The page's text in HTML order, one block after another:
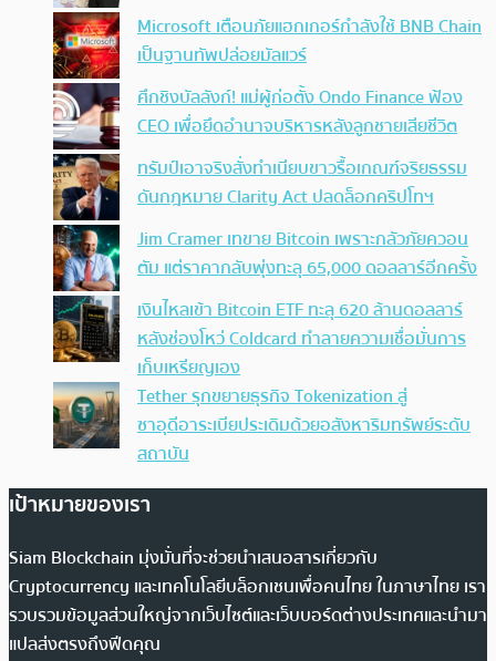
Microsoft เตือนภัยแฮกเกอร์กำลังใช้ BNB Chain
เป็นฐานทัพปล่อยมัลแวร์
ศึกชิงบัลลังก์! แม่ผู้ก่อตั้ง Ondo Finance ฟ้อง
CEO เพื่อยึดอำนาจบริหารหลังลูกชายเสียชีวิต
ทรัมป์เอาจริง สั่งทำเนียบขาวรื้อเกณฑ์จริยธรรม
ดันกฎหมาย Clarity Act ปลดล็อกคริปโทฯ
Jim Cramer เทขาย Bitcoin เพราะกลัวภัยควอน
ตัม แต่ราคากลับพุ่งทะลุ 65,000 ดอลลาร์อีกครั้ง
เงินไหลเข้า Bitcoin ETF ทะลุ 620 ล้านดอลลาร์
หลังช่องโหว่ Coldcard ทำลายความเชื่อมั่นการ
เก็บเหรียญเอง
Tether รุกขยายธุรกิจ Tokenization สู่
ซาอุดีอาระเบียประเดิมด้วยอสังหาริมทรัพย์ระดับ
สถาบัน
เป้าหมายของเรา
Siam Blockchain มุ่งมั่นที่จะช่วยนำเสนอสารเกี่ยวกับ
Cryptocurrency และเทคโนโลยีบล็อกเชนเพื่อคนไทย ในภาษาไทย เรา
รวบรวมข้อมูลส่วนใหญ่จากเว็บไซต์และเว็บบอร์ดต่างประเทศและนำมา
แปลส่งตรงถึงฟีดคุณ